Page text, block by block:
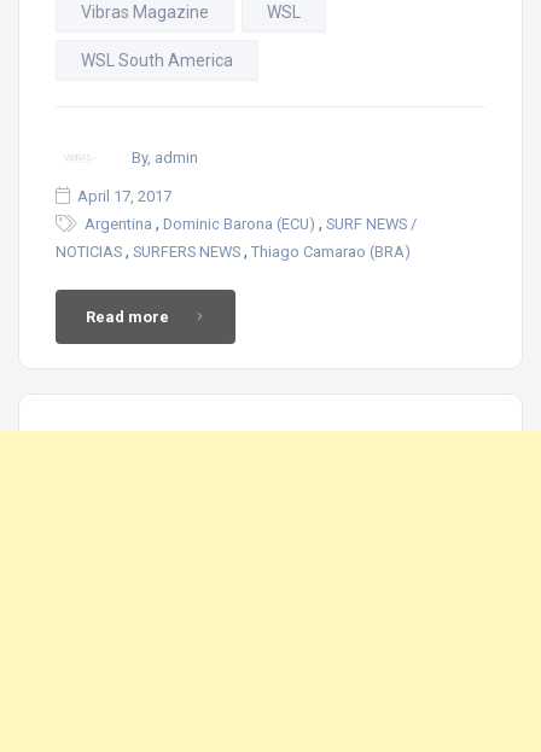
Vibras Magazine WSL
WSL South America
By, admin
April 17, 2017
Argentina , Dominic Barona (ECU) , SURF NEWS /
NOTICIAS , SURFERS NEWS , Thiago Camarao (BRA)
Read more